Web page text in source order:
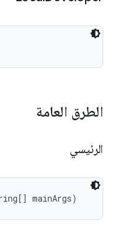
الطرق العامة
الرئيسي
mainArgs)